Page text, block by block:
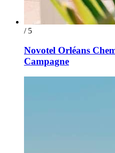
/ 5
Novotel Orléans
Campagne